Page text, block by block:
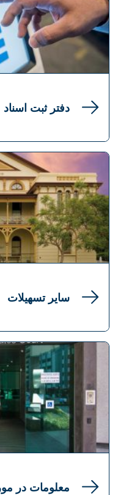
دفتر ثبت اسناد
سایر تسهیلات
معلومات در